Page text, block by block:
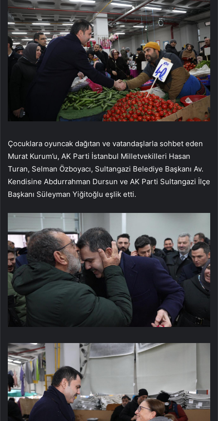
Çocuklara oyuncak dağıtan ve vatandaşlarla sohbet eden
Murat Kurum’u, AK Parti İstanbul Milletvekilleri Hasan
Turan, Selman Özboyacı, Sultangazi Belediye Başkanı Av.
Kendisine Abdurrahman Dursun ve AK Parti Sultangazi İlçe
Başkanı Süleyman Yiğitoğlu eşlik etti.